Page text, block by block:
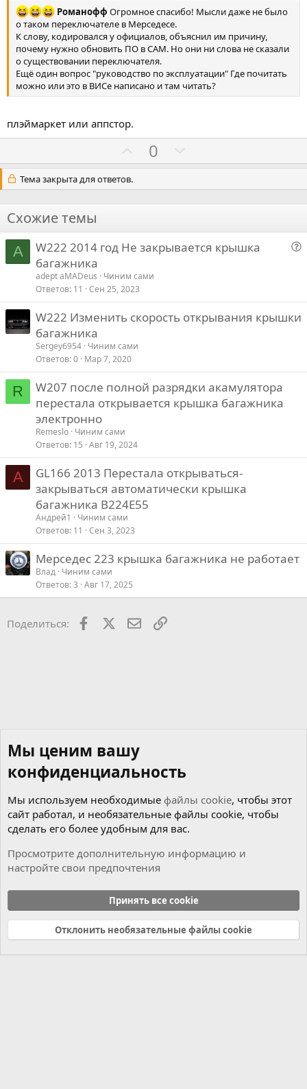
т
ь
з
а
т
п
о
т
РоманоффОгромное спасибо! Мысли даже не было
о таком переключателе в Мерседесе.
К слову, кодировался у официалов, объяснил им причину,
почему нужно обновить ПО в САМ. Но они ни слова не сказали
о существовании переключателя.
Ещё один вопрос "руководство по эксплуатации" Где почитать
можно или это в ВИСе написано и там читать?
плэймаркет или аппстор.
о
о
о
в
т
ь
з
0
о
о
о
в
ь
п
и
в
Тема закрыта для ответов.
Схожие темы
A
В
о
W222 2014 год Не закрывается крышка
багажника
adept aMADeus
Чиним сами
Ответов 11 Сен 25, 2023
W222 Изменить скорость открывания крышки
багажника
Sergey6954 Чиним сами
Ответов 0 Мар 7, 2020
R
W207 после полной разрядки акамулятора
перестала открывается крышка багажника
электронно
Remeslo Чиним сами
Ответов 15 Авг 19, 2024
А
GL166 2013 Перестала открываться-
закрываться автоматически крышка
багажника B224E55
Андрей1
Чиним сами
Ответов 11 Сен 3, 2023
Мерседес 223 крышка багажника не работает
Влад Чиним сами
Ответов 3 Авг 17, 2025
Поделиться: Facebook ПочтаСсылкой
Cookies
Russian (RU)
Связь с нами
Условия и правила
Политика конфиденциальности
Справка Главная
R
Мы ценим вашу
конфиденциальность
Мы используем необходимые файлы cookie, чтобы этот
сайт работал, и необязательные файлы cookie, чтобы
сделать его более удобным для вас.
Просмотрите дополнительную информацию и
настройте свои предпочтения
Принять все cookie
Отклонить необязательные файлы cookie